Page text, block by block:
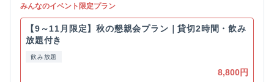
みんなのイベント限定プラン
【9～11月限定】秋の懇親会プラン｜貸切2時間・飲み
放題付き
飲み放題
8,800円